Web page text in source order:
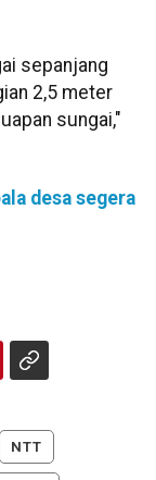
sepanjang
2,5 meter
sungai,"
desa segera
NTT